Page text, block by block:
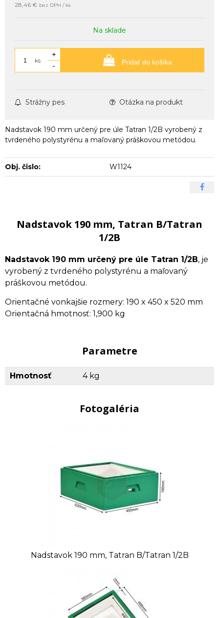
28,46 € bez DPH / ks
Na sklade
ks
+
-
Pridať do košíka
Strážny pes Otázka na produkt
Nadstavok 190 mm určený pre úle Tatran 1/2B vyrobený z
tvrdeného polystyrénu a maľovaný práškovou metódou.
Obj. čislo: W1124
Nadstavok 190 mm, Tatran B/Tatran
1/2B
Nadstavok 190 mm určený pre úle Tatran 1/2B, je
vyrobený z tvrdeného polystyrénu a maľovaný
práškovou metódou.
Orientačné vonkajšie rozmery: 190 x 450 x 520 mm
Orientačná hmotnosť: 1,900 kg
Parametre
Hmotnosť 4 kg
Fotogaléria
Nadstavok 190 mm, Tatran B/Tatran 1/2B